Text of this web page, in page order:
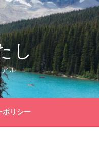
し
ル
ポリシー